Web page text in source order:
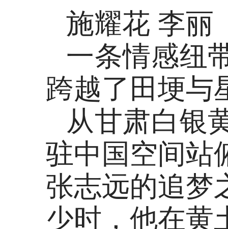
施耀花 李丽
一条情感纽
跨越了田埂与
从甘肃白银
驻中国空间站
张志远的追梦
少时，他在黄